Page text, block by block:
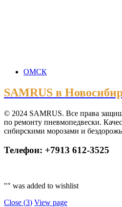
ОМСК
SAMRUS в
© 2024 SAMRUS. Все права
по ремонту пневмопедвески.
сибирскими морозами и
Телефон: +7913 612-3525
"" was added to wishlist
Close (3) View page